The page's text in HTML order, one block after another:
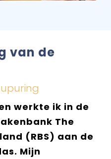
van de
werkte ik in de
The
(RBS) aan de
Mijn